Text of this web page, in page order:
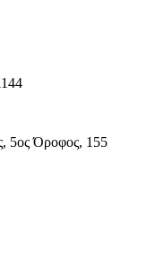
5ος Όροφος, 155